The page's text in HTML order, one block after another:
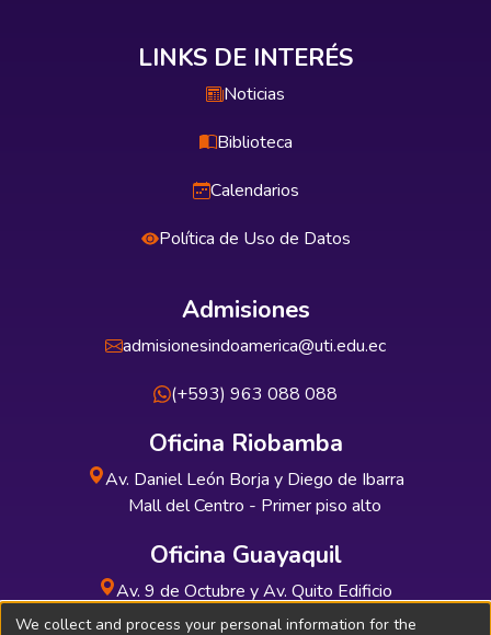
LINKS DE INTERÉS
Noticias
Biblioteca
Calendarios
Política de Uso de Datos
Admisiones
admisionesindoamerica@uti.edu.ec
(+593) 963 088 088
Oficina Riobamba
Av. Daniel León Borja y Diego de Ibarra
Mall del Centro - Primer piso alto
Oficina Guayaquil
Av. 9 de Octubre y Av. Quito Edificio
INDUAUTO - Planta baja
We collect and process your personal information for the